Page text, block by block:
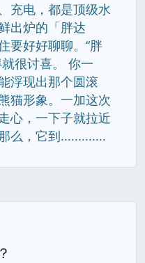
充电，都是顶级水
出炉的「胖达
要好好聊聊。“胖
很讨喜。 你一
浮现出那个圆滚
猫形象。一加这次
心，一下子就拉近
么，它到.............